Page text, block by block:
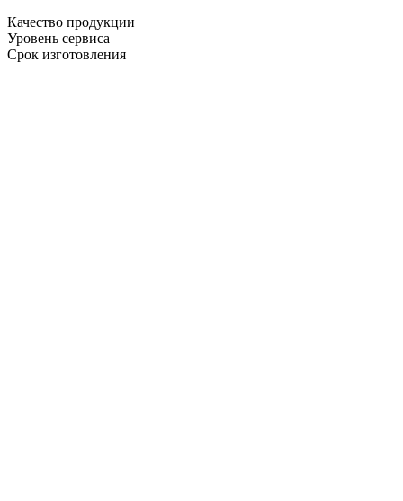
Качество продукции
Уровень сервиса
Срок изготовления